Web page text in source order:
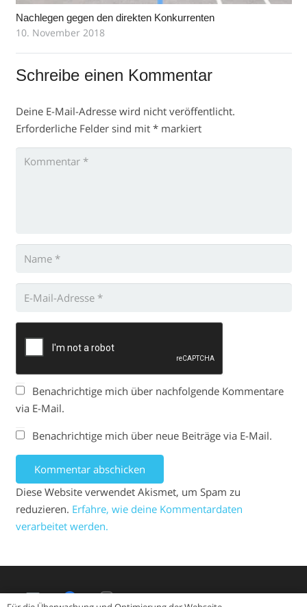
Nachlegen gegen den direkten Konkurrenten
10. November 2018
Schreibe einen Kommentar
Deine E-Mail-Adresse wird nicht veröffentlicht.
Erforderliche Felder sind mit *markiert
Benachrichtige mich über nachfolgende Kommentare
via E-Mail.
Benachrichtige mich über neue Beiträge via E-Mail.
Kommentar abschicken
Diese Website verwendet Akismet, um Spam zu
reduzieren. Erfahre, wie deine Kommentardaten
verarbeitet werden.